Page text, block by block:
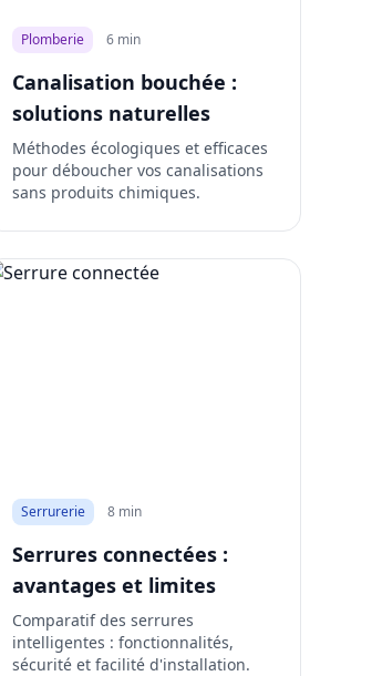
Plomberie 6 min
Canalisation bouchée :
solutions naturelles
Méthodes écologiques et efficaces
pour déboucher vos canalisations
sans produits chimiques.
Serrurerie 8 min
Serrures connectées :
avantages et limites
Comparatif des serrures
intelligentes : fonctionnalités,
sécurité et facilité d'installation.